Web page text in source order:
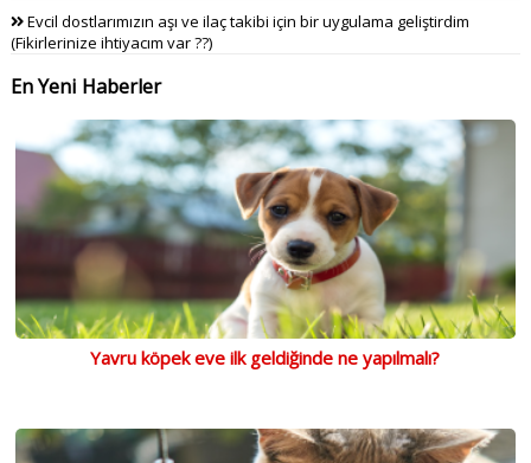
Evcil dostlarımızın aşı ve ilaç takibi için bir uygulama geliştirdim
(Fikirlerinize ihtiyacım var ??)
En Yeni Haberler
Yavru köpek eve ilk geldiğinde ne yapılmalı?